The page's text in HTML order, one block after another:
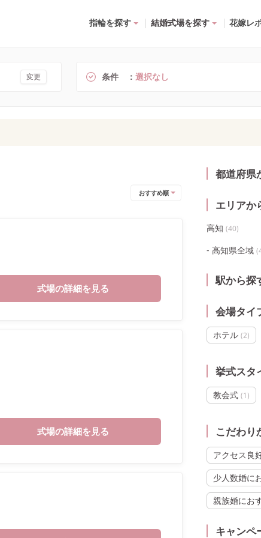
指輪を探す 結婚式場を探す 花嫁レ
変更 条件 選択なし
都道府県
エリアか
高知 (40)
高知県全域 (
駅から探
会場タイ
ホテル (2)
挙式スタ
教会式 (1)
こだわり
アクセス良
少人数婚に
親族婚にお
キャンペ
おすすめ順
式場の詳細を見る
式場の詳細を見る